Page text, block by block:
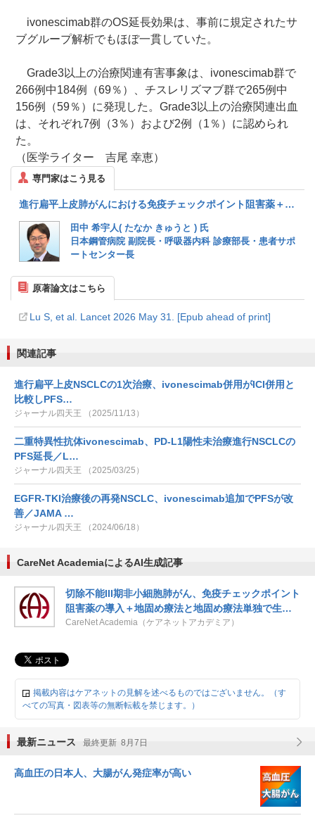
ivonescimab群のOS延長効果は、事前に規定されたサ
ブグループ解析でもほぼ一貫していた。
Grade3以上の治療関連有害事象は、ivonescimab群で
266例中184例（69％）、チスレリズマブ群で265例中
156例（59％）に発現した。Grade3以上の治療関連出血
は、それぞれ7例（3％）および2例（1％）に認められ
た。
（医学ライター 吉尾 幸恵）
専門家はこう見る
進行扁平上皮肺がんにおける免疫チェックポイント阻害薬＋血管新生阻害薬の二重特異性抗体ivonescimabの効果（解説：田中希宇人氏/山口佳寿博氏）
田中 希宇人( たなか きゅうと ) 氏
日本鋼管病院 副院長・呼吸器内科 診療部長・患者サポ
ートセンター長
原著論文はこちら
Lu S, et al. Lancet 2026 May 31. [Epub ahead of print]
関連記事
進行扁平上皮NSCLCの1次治療、ivonescimab併用がICI併用と
比較しPFS…
ジャーナル四天王 （2025/11/13）
二重特異性抗体ivonescimab、PD-L1陽性未治療進行NSCLCの
PFS延長／L…
ジャーナル四天王 （2025/03/25）
EGFR-TKI治療後の再発NSCLC、ivonescimab追加でPFSが改
善／JAMA …
ジャーナル四天王 （2024/06/18）
CareNet AcademiaによるAI生成記事
切除不能III期非小細胞肺がん、免疫チェックポイント
阻害薬の導入＋地固め療法と地固め療法単独で生存
期間は同等
CareNet Academia（ケアネットアカデミア）
掲載内容はケアネットの見解を述べるものではございません。（す
べての写真・図表等の無断転載を禁じます。）
最新ニュース 最終更新 8月7日
高血圧の日本人、大腸がん発症率が高い